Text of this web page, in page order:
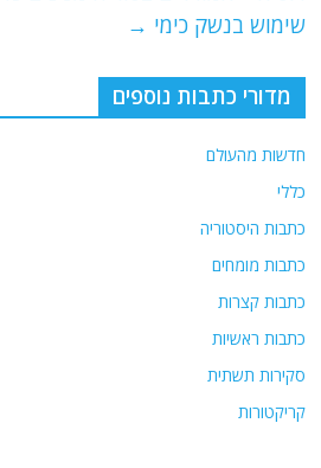
שימוש בנשק כימי →
מדורי כתבות נוספים
חדשות מהעולם
כללי
כתבות היסטוריה
כתבות מומחים
כתבות קצרות
כתבות ראשיות
סקירות תשתית
קריקטורות